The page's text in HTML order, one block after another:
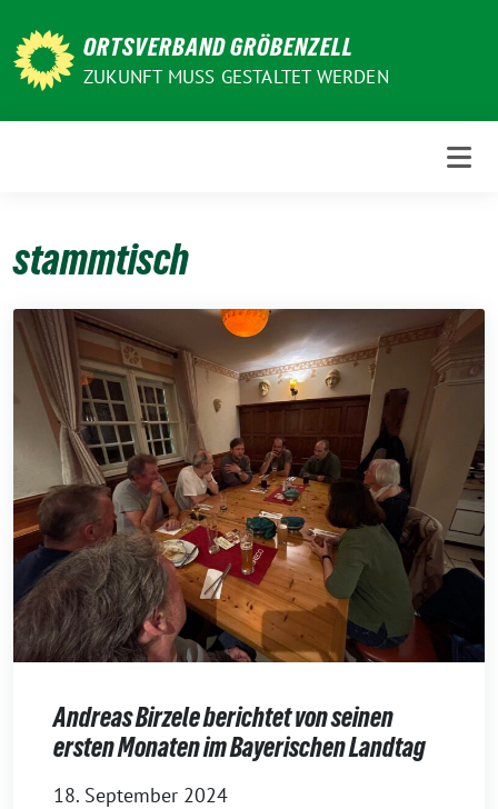
zum
Inhalt
ORTSVERBAND GRÖBENZELL
ZUKUNFT MUSS GESTALTET WERDEN
stammtisch
Andreas Birzele berichtet von seinen
ersten Monaten im Bayerischen Landtag
18. September 2024